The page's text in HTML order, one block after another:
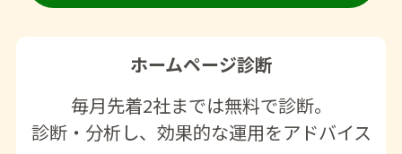
ホームページ診断
毎月先着2社までは無料で診断。
診断・分析し、効果的な運用をアドバイス